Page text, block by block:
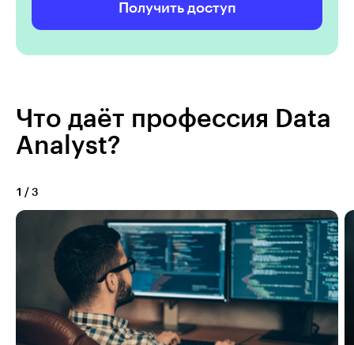
Получить доступ
Что даёт профессия Data
Analyst?
1 / 3